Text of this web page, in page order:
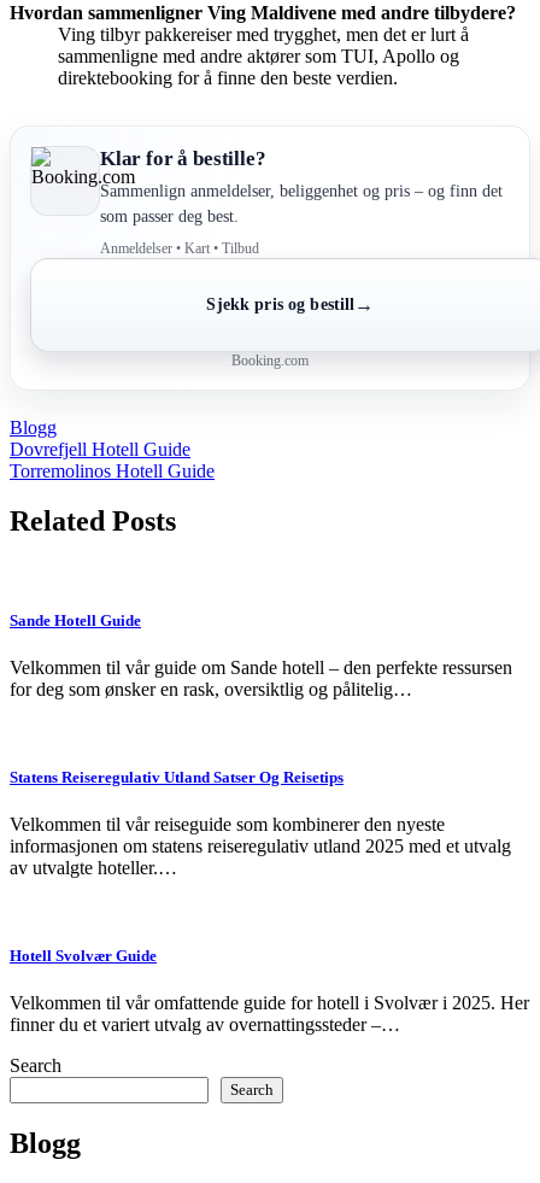
Hvordan sammenligner Ving Maldivene med andre tilbydere?
Ving tilbyr pakkereiser med trygghet, men det er lurt å
sammenligne med andre aktører som TUI, Apollo og
direktebooking for å finne den beste verdien.
Klar for å bestille?
Sammenlign anmeldelser, beliggenhet og pris – og finn det
som passer deg best.
Anmeldelser • Kart • Tilbud
Sjekk pris og bestill →
Booking.com
Blogg
Post
navigation
Dovrefjell Hotell Guide
Torremolinos Hotell Guide
Related Posts
Sande Hotell Guide
Velkommen til vår guide om Sande hotell – den perfekte ressursen
for deg som ønsker en rask, oversiktlig og pålitelig…
Statens Reiseregulativ Utland Satser Og Reisetips
Velkommen til vår reiseguide som kombinerer den nyeste
informasjonen om statens reiseregulativ utland 2025 med et utvalg
av utvalgte hoteller.…
Hotell Svolvær Guide
Velkommen til vår omfattende guide for hotell i Svolvær i 2025. Her
finner du et variert utvalg av overnattingssteder –…
Search
Search
Blogg